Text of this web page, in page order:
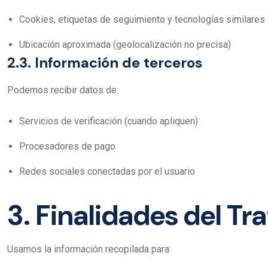
Cookies, etiquetas de seguimiento y tecnologías similares
Ubicación aproximada (geolocalización no precisa)
2.3. Información de terceros
Podemos recibir datos de:
Servicios de verificación (cuando apliquen)
Procesadores de pago
Redes sociales conectadas por el usuario
3. Finalidades del
Usamos la información recopilada para: